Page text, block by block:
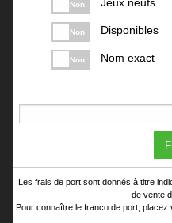
Non
Non Disponibles
Non Nom exact
Les frais de port sont donnés à titre
de vente
Pour connaître le franco de port,